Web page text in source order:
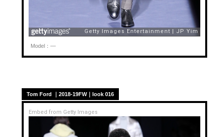
Model：—
Tom Ford ｜2018-19FW｜look 016
Embed from Getty Images